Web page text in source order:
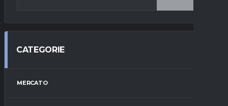
CATEGORIE
MERCATO